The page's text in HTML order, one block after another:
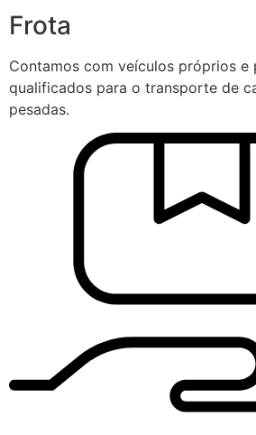
Frota
Contamos com veículos próprios e
qualificados para o transporte de
pesadas.